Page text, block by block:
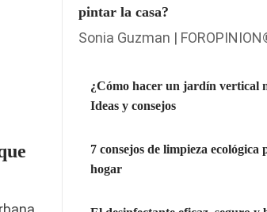
pintar la casa?
Sonia Guzman |
¿Cómo hacer un jardín vertical
Ideas y consejos
7 consejos de limpieza ecológica
hogar